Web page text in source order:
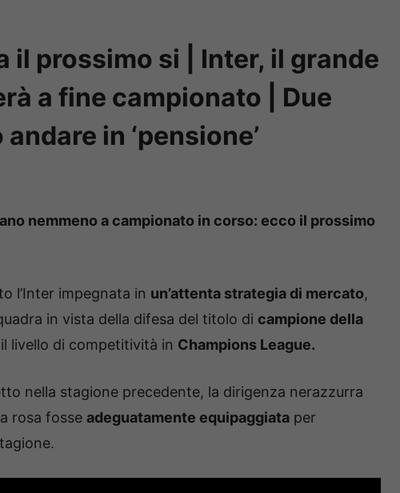
il prossimo si | Inter, il grande
a fine campionato | Due
in ‘pensione’
nemmeno a campionato in corso: ecco il prossimo
l’Inter impegnata in un’attenta strategia di mercato,
in vista della difesa del titolo di campione della
livello di competitività in Champions League.
nella stagione precedente, la dirigenza nerazzurra
rosa fosse adeguatamente equipaggiata per